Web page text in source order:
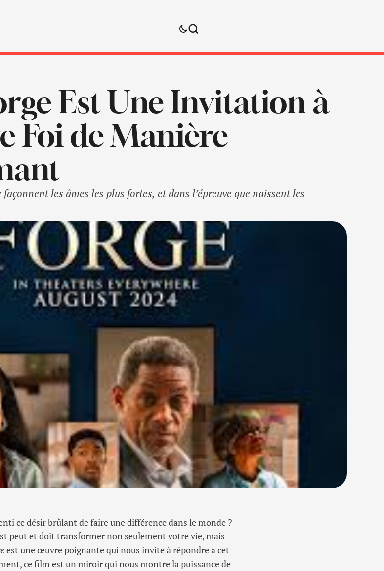
Est Une Invitation à
Foi de Manière
façonnent les âmes les plus fortes, et dans l’épreuve que naissent les
ce désir brûlant de faire une différence dans le monde ?
peut et doit transformer non seulement votre vie, mais
est une œuvre poignante qui nous invite à répondre à cet
ce film est un miroir qui nous montre la puissance de